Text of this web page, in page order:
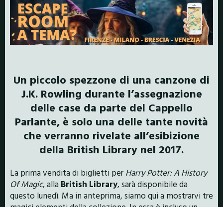
Un piccolo spezzone di una canzone di
J.K. Rowling durante l’assegnazione
delle case da parte del Cappello
Parlante, è solo una delle tante novità
che verranno rivelate all’esibizione
della British Library nel 2017.
La prima vendita di biglietti per Harry Potter: A History
Of Magic, alla British Library, sarà disponibile da
questo lunedì. Ma in anteprima, siamo qui a mostrarvi tre